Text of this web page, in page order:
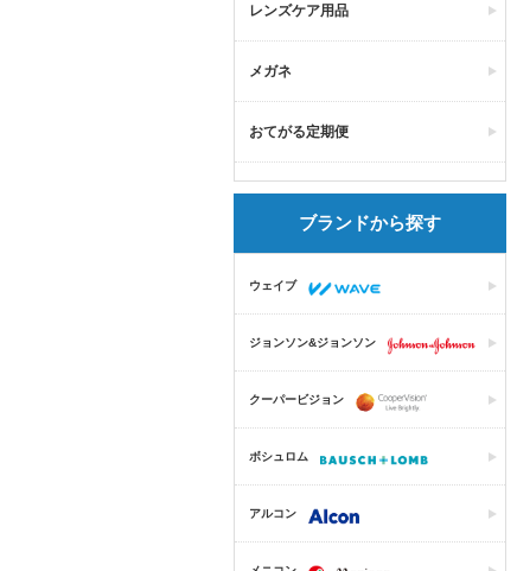
レンズケア用品
メガネ
おてがる定期便
ブランドから探す
ウェイブ
ジョンソン&ジョンソン
クーパービジョン
ボシュロム
アルコン